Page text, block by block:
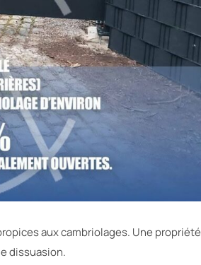
aux cambriolages. Une propriété
dissuasion.